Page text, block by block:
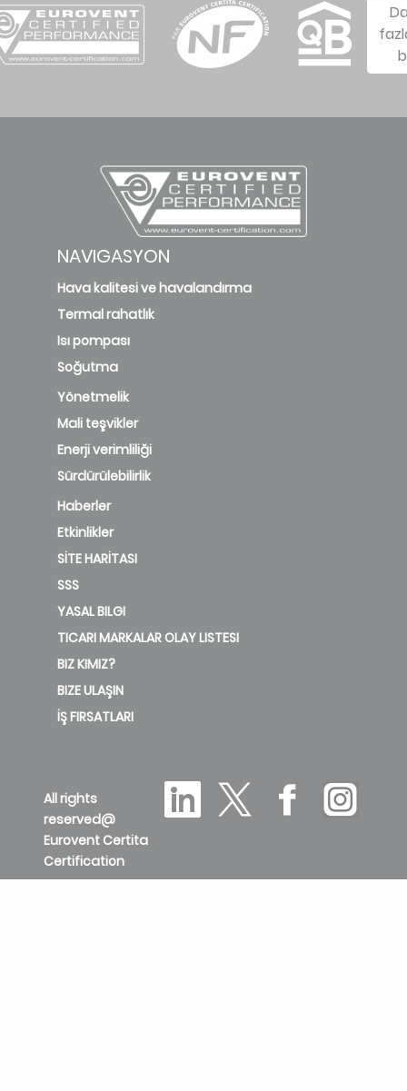
NAVIGASYON
Hava kalitesi ve havalandırma
Termal rahatlık
Isı pompası
Soğutma
Yönetmelik
Mali teşvikler
Enerji verimliliği
Sürdürülebilirlik
Haberler
Etkinlikler
SİTE HARİTASI
SSS
YASAL BILGI
TICARI MARKALAR OLAY LISTESI
BIZ KIMIZ?
BIZE ULAŞIN
İŞ FIRSATLARI
All rights
reserved@
Eurovent Certita
Certification